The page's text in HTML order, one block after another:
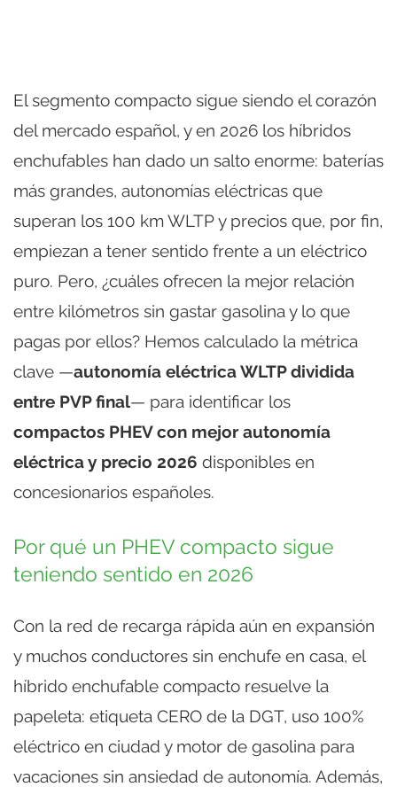
El segmento compacto sigue siendo el corazón
del mercado español, y en 2026 los híbridos
enchufables han dado un salto enorme: baterías
más grandes, autonomías eléctricas que
superan los 100 km WLTP y precios que, por fin,
empiezan a tener sentido frente a un eléctrico
puro. Pero, ¿cuáles ofrecen la mejor relación
entre kilómetros sin gastar gasolina y lo que
pagas por ellos? Hemos calculado la métrica
clave —autonomía eléctrica WLTP dividida
entre PVP final— para identificar los
compactos PHEV con mejor autonomía
eléctrica y precio 2026 disponibles en
concesionarios españoles.
Por qué un PHEV compacto sigue
teniendo sentido en 2026
Con la red de recarga rápida aún en expansión
y muchos conductores sin enchufe en casa, el
híbrido enchufable compacto resuelve la
papeleta: etiqueta CERO de la DGT, uso 100%
eléctrico en ciudad y motor de gasolina para
vacaciones sin ansiedad de autonomía. Además,